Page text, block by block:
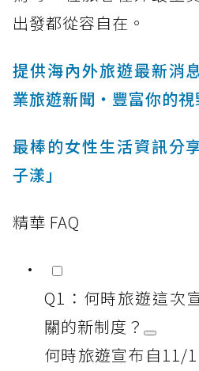
出發都從容自在。
提供海內外旅遊最新消
業旅遊新聞‧豐富你的視
最棒的女性生活資訊分
子漾」
精華 FAQ
Q1：何時旅遊這次
關的新制度？
何時旅遊宣布自11/